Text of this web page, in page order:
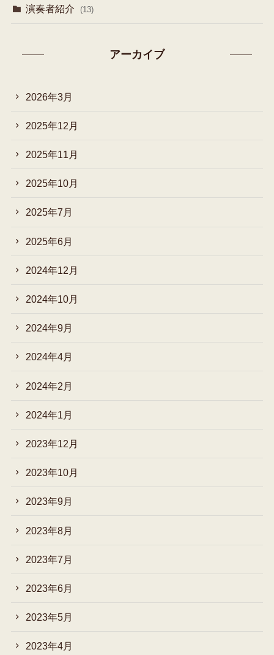
演奏者紹介 (13)
アーカイブ
2026年3月
2025年12月
2025年11月
2025年10月
2025年7月
2025年6月
2024年12月
2024年10月
2024年9月
2024年4月
2024年2月
2024年1月
2023年12月
2023年10月
2023年9月
2023年8月
2023年7月
2023年6月
2023年5月
2023年4月